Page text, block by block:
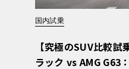
国内試乗
【究極のSUV比較
ラック vs AMG G63